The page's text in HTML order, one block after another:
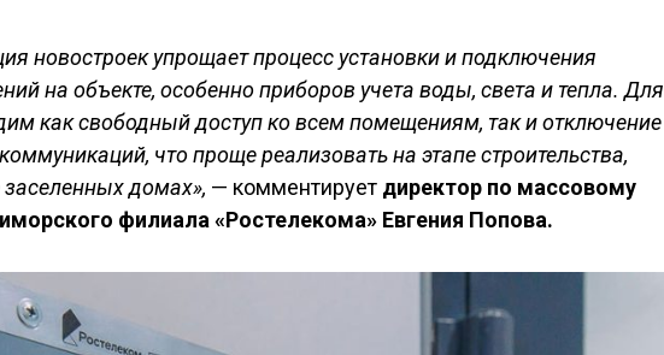
новостроек упрощает процесс установки и подключения
на объекте, особенно приборов учета воды, света и тепла. Для
как свободный доступ ко всем помещениям, так и отключение
что проще реализовать на этапе строительства,
домах», — комментирует директор по массовому
филиала «Ростелекома» Евгения Попова.